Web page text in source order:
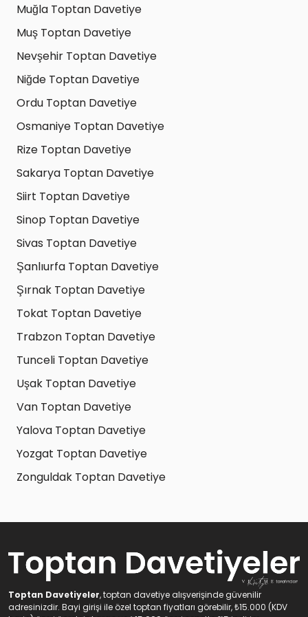
Muğla Toptan Davetiye
Muş Toptan Davetiye
Nevşehir Toptan Davetiye
Niğde Toptan Davetiye
Ordu Toptan Davetiye
Osmaniye Toptan Davetiye
Rize Toptan Davetiye
Sakarya Toptan Davetiye
Siirt Toptan Davetiye
Sinop Toptan Davetiye
Sivas Toptan Davetiye
Şanlıurfa Toptan Davetiye
Şırnak Toptan Davetiye
Tokat Toptan Davetiye
Trabzon Toptan Davetiye
Tunceli Toptan Davetiye
Uşak Toptan Davetiye
Van Toptan Davetiye
Yalova Toptan Davetiye
Yozgat Toptan Davetiye
Zonguldak Toptan Davetiye
Toptan Davetiyeler, toptan davetiye alışverişinde güvenilir
adresinizdir. Bayi girişi ile özel toptan fiyatları görebilir, ₺15.000 (KDV